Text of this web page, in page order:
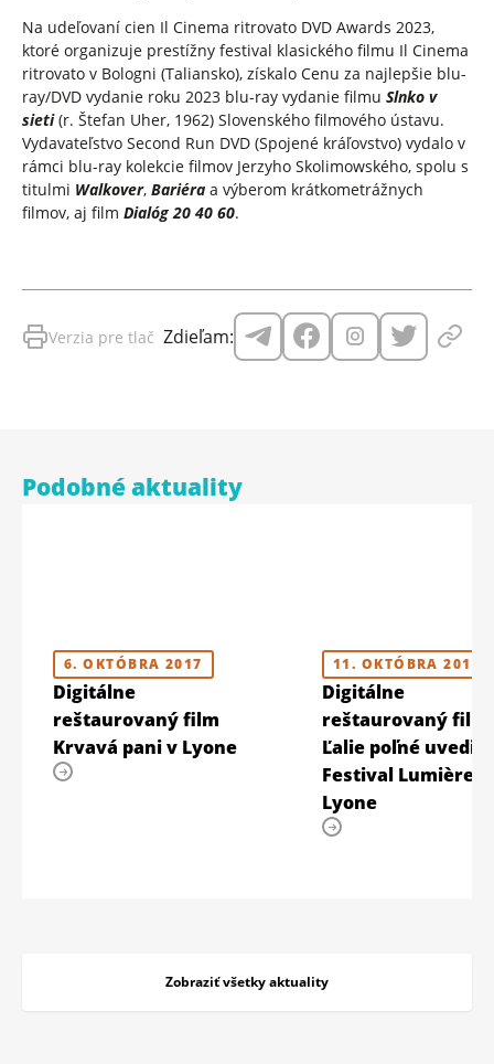
Na udeľovaní cien Il Cinema ritrovato DVD Awards 2023,
ktoré organizuje prestížny festival klasického filmu Il Cinema
ritrovato v Bologni (Taliansko), získalo Cenu za najlepšie blu-
ray/DVD vydanie roku 2023 blu-ray vydanie filmu Slnko v
sieti(r. Štefan Uher, 1962) Slovenského filmového ústavu.
Vydavateľstvo Second Run DVD (Spojené kráľovstvo) vydalo v
rámci blu-ray kolekcie filmov Jerzyho Skolimowského, spolu s
titulmi Walkover, Bariéra a výberom krátkometrážnych
filmov, aj film Dialóg 20 40 60.
Verzia pre tlač Zdieľam:
Podobné aktuality
6. OKTÓBRA 2017
Digitálne
reštaurovaný film
Krvavá pani v Lyone
11. OKTÓBRA 2019
Digitálne
reštaurovaný film
Ľalie poľné uvedie
Festival Lumière v
Lyone
Zobraziť všetky aktuality